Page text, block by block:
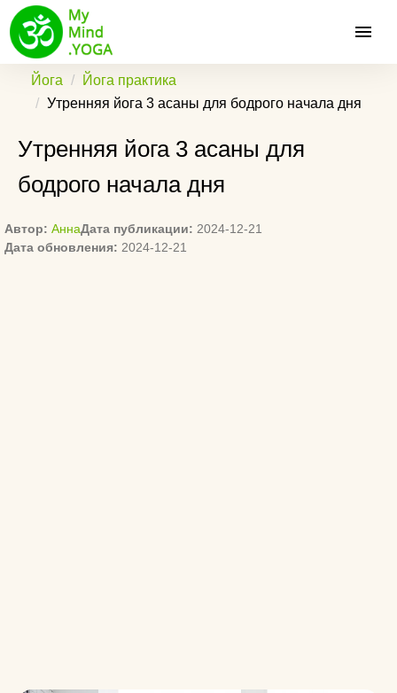
Йога
Йога практика
Утренняя йога 3 асаны для бодрого начала дня
Утренняя йога 3 асаны для
бодрого начала дня
Автор: АннаДата публикации: 2024-12-21
Дата обновления: 2024-12-21